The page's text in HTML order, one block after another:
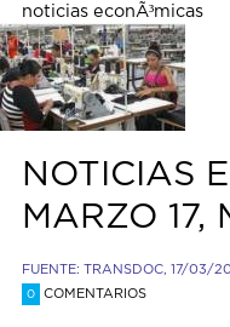
noticias econÃ³micas
NOTICIAS
MARZO 17,
FUENTE: TRANSDOC, 17/03/
0 COMENTARIOS